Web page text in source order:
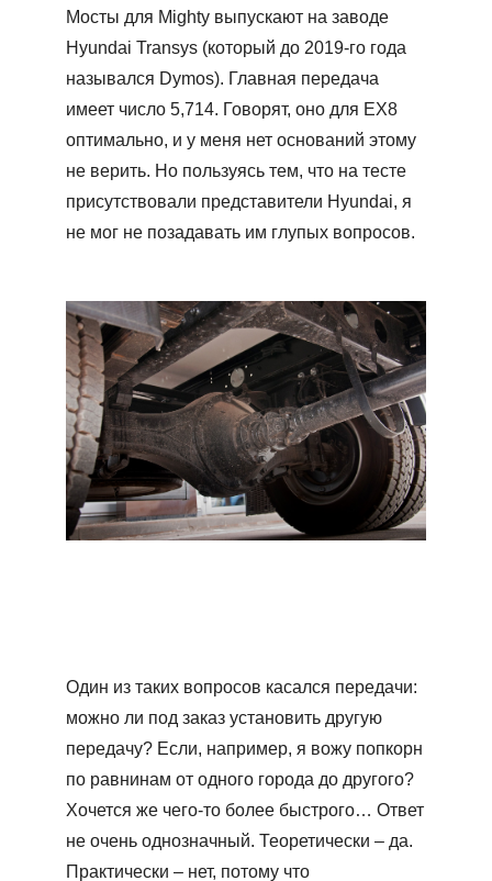
Мосты для Mighty выпускают на заводе
Hyundai Transys (который до 2019-го года
назывался Dymos). Главная передача
имеет число 5,714. Говорят, оно для ЕХ8
оптимально, и у меня нет оснований этому
не верить. Но пользуясь тем, что на тесте
присутствовали представители Hyundai, я
не мог не позадавать им глупых вопросов.
Один из таких вопросов касался передачи:
можно ли под заказ установить другую
передачу? Если, например, я вожу попкорн
по равнинам от одного города до другого?
Хочется же чего-то более быстрого… Ответ
не очень однозначный. Теоретически – да.
Практически – нет, потому что